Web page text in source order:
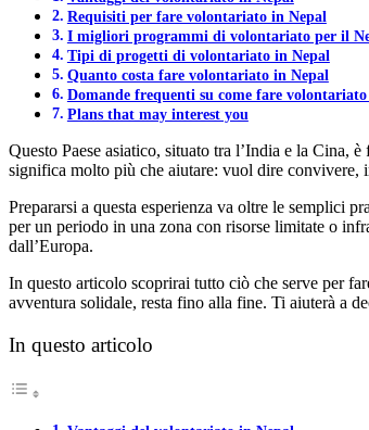
Requisiti per fare volontariato in Nepal
I migliori programmi di volontariato per il
Tipi di progetti di volontariato in Nepal
Quanto costa fare volontariato in Nepal
Domande frequenti su come fare
Plans that may interest you
Questo Paese asiatico, situato tra l’India e la Cina,
significa molto più che aiutare: vuol dire convivere,
Prepararsi a questa esperienza va oltre le semplici
per un periodo in una zona con risorse limitate o
dall’Europa.
In questo articolo scoprirai tutto ciò che serve per
avventura solidale, resta fino alla fine. Ti aiuterà a
In questo articolo